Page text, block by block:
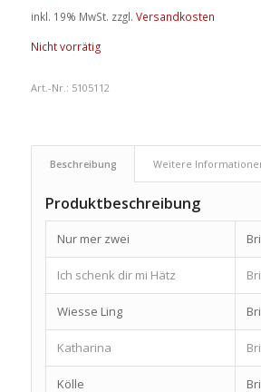
inkl. 19% MwSt. zzgl. Versandkosten
Nicht vorrätig
Art.-Nr.: 5105112
Beschreibung Weitere
Produktbeschreibung
Nur mer zwei
Ich schenk dir mi Hätz
Wiesse Ling
Katharina
Kölle